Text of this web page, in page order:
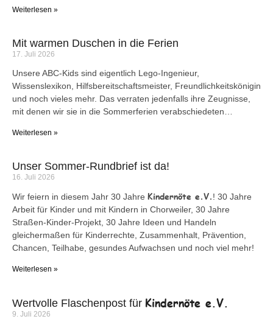
Weiterlesen »
Mit warmen Duschen in die Ferien
17. Juli 2026
Unsere ABC-Kids sind eigentlich Lego-Ingenieur,
Wissenslexikon, Hilfsbereitschaftsmeister, Freundlichkeitskönigin
und noch vieles mehr. Das verraten jedenfalls ihre Zeugnisse,
mit denen wir sie in die Sommerferien verabschiedeten…
Weiterlesen »
Unser Sommer-Rundbrief ist da!
16. Juli 2026
Wir feiern in diesem Jahr 30 Jahre Kindernöte e.V.! 30 Jahre
Arbeit für Kinder und mit Kindern in Chorweiler, 30 Jahre
Straßen-Kinder-Projekt, 30 Jahre Ideen und Handeln
gleichermaßen für Kinderrechte, Zusammenhalt, Prävention,
Chancen, Teilhabe, gesundes Aufwachsen und noch viel mehr!
Weiterlesen »
Wertvolle Flaschenpost für Kindernöte e.V.
9. Juli 2026